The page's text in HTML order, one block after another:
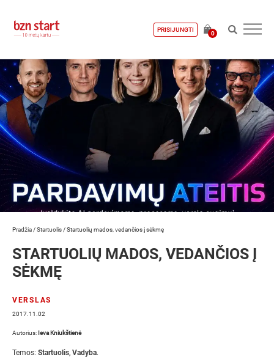
PRISIJUNGTI
0
Pradžia /Startuolis /Startuolių mados, vedančios į sėkmę
STARTUOLIŲ MADOS, VEDANČIOS Į
SĖKMĘ
VERSLAS
2017.11.02
Autorius: Ieva Kniukštienė
Temos: Startuolis, Vadyba.